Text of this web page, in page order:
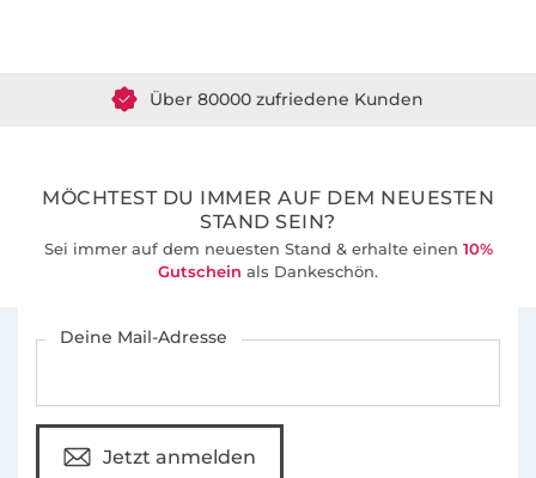
MÖCHTEST DU IMMER AUF DEM NEUESTEN
STAND SEIN?
Sei immer auf dem neuesten Stand & erhalte einen 10%
Gutschein als Dankeschön.
Deine Mail-Adresse
Jetzt anmelden